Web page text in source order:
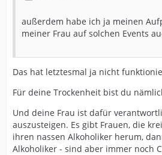
außerdem habe ich ja meinen
meiner Frau auf solchen Events
Das hat letztesmal ja nicht
Für deine Trockenheit bist du
Und deine Frau ist dafür
auszusteigen. Es gibt Frauen, die
ihren nassen Alkoholiker herum,
Alkoholiker - sind aber immer noch